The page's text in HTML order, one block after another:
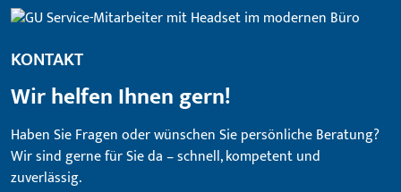
KONTAKT
Wir helfen Ihnen gern!
Haben Sie Fragen oder wünschen Sie persönliche Beratung?
Wir sind gerne für Sie da – schnell, kompetent und
zuverlässig.